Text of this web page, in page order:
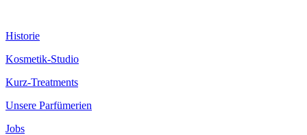
Historie
Kosmetik-Studio
Kurz-Treatments
Unsere Parfümerien
Jobs